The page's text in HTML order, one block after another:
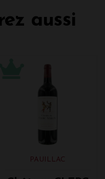
aussi
PAUILLAC